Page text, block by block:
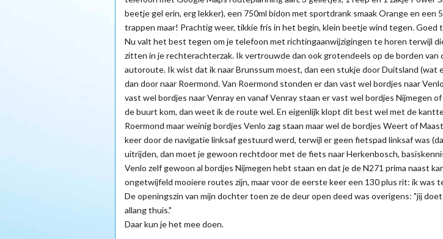
beetje gel erin, erg lekker), een 750ml bidon met sportdrank smaak Orange en een
trappen maar! Prachtig weer, tikkie fris in het begin, klein beetje wind tegen. Goed
Nu valt het best tegen om je telefoon met richtingaanwijzigingen te horen terwijl
zitten in je rechterachterzak. Ik vertrouwde dan ook grotendeels op de borden van
autoroute. Ik wist dat ik naar Brunssum moest, dan een stukje door Duitsland (wat
dan door naar Roermond. Van Roermond stonden er dan vast wel bordjes naar
vast wel bordjes naar Venray en vanaf Venray staan er vast wel bordjes Nijmegen
de buurt kom, dan weet ik de route wel. En eigenlijk klopt dit best wel met de
Roermond maar weinig bordjes Venlo zag staan maar wel de bordjes Weert of
keer door de navigatie linksaf gestuurd werd, terwijl er geen fietspad linksaf was
uitrijden, dan moet je gewoon rechtdoor met de fiets naar Herkenbosch,
Venlo zelf gewoon al bordjes Nijmegen hebt staan en dat je de N271 prima naast
ongetwijfeld mooiere routes zijn, maar voor de eerste keer een 130 plus rit: ik was
De openingszin van mijn dochter toen ze de deur open deed was overigens: "jij
allang thuis."
Daar kun je het mee doen.